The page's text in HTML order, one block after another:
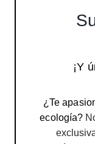
¡Y
¿Te
ecología?